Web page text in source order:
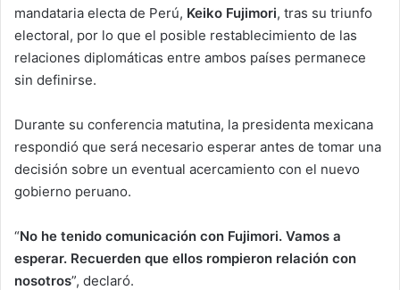
mandataria electa de Perú, Keiko Fujimori, tras su triunfo
electoral, por lo que el posible restablecimiento de las
relaciones diplomáticas entre ambos países permanece
sin definirse.
Durante su conferencia matutina, la presidenta mexicana
respondió que será necesario esperar antes de tomar una
decisión sobre un eventual acercamiento con el nuevo
gobierno peruano.
“No he tenido comunicación con Fujimori. Vamos a
esperar. Recuerden que ellos rompieron relación con
nosotros”, declaró.